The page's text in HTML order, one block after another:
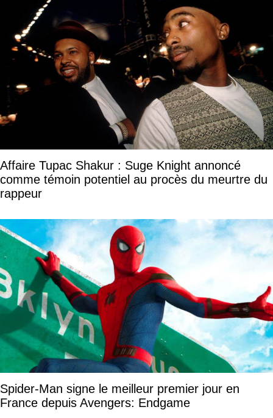
Affaire Tupac Shakur : Suge Knight annoncé
comme témoin potentiel au procès du meurtre du
rappeur
Spider-Man signe le meilleur premier jour en
France depuis Avengers: Endgame